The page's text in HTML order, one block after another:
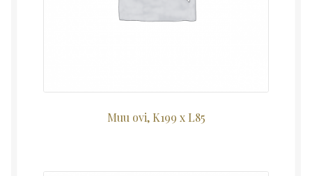
Muu ovi, K199 x L85